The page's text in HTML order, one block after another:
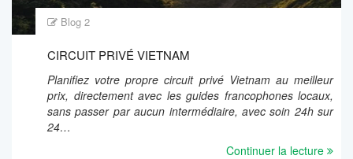
Blog 2
CIRCUIT PRIVÉ VIETNAM
Planifiez votre propre circuit privé Vietnam au meilleur
prix, directement avec les guides francophones locaux,
sans passer par aucun intermédiaire, avec soin 24h sur
24…
Continuer la lecture